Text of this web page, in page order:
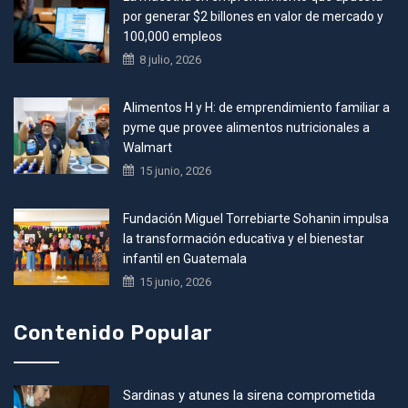
por generar $2 billones en valor de mercado y
100,000 empleos
8 julio, 2026
Alimentos H y H: de emprendimiento familiar a
pyme que provee alimentos nutricionales a
Walmart
15 junio, 2026
Fundación Miguel Torrebiarte Sohanin impulsa
la transformación educativa y el bienestar
infantil en Guatemala
15 junio, 2026
Contenido Popular
Sardinas y atunes la sirena comprometida